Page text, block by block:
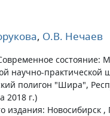
, О.В. Нечаев
состояние:
научно-практической
полигон "Шира",
2018 г.)
издания: Новосибирск ,